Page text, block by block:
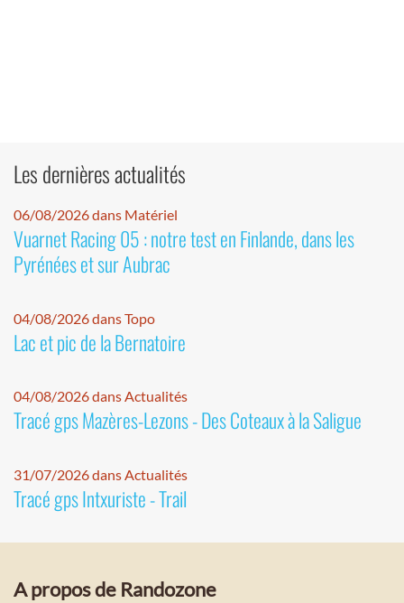
Les dernières actualités
06/08/2026 dans Matériel
Vuarnet Racing 05 : notre test en Finlande, dans les
Pyrénées et sur Aubrac
04/08/2026 dans Topo
Lac et pic de la Bernatoire
04/08/2026 dans Actualités
Tracé gps Mazères-Lezons - Des Coteaux à la Saligue
31/07/2026 dans Actualités
Tracé gps Intxuriste - Trail
A propos de Randozone